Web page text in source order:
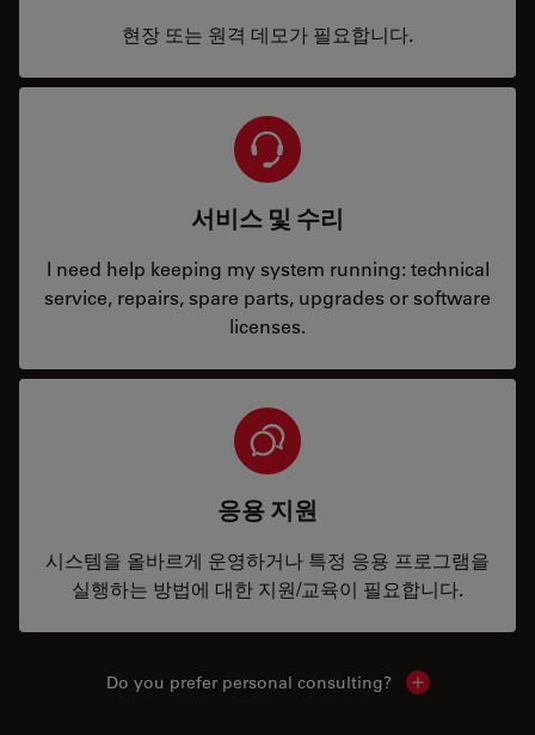
현장 또는 원격 데모가 필요합니다.
서비스 및 수리
I need help keeping my system running: technical
service, repairs, spare parts, upgrades or software
licenses.
응용 지원
시스템을 올바르게 운영하거나 특정 응용 프로그램을
실행하는 방법에 대한 지원/교육이 필요합니다.
Do you prefer personal consulting? Show local